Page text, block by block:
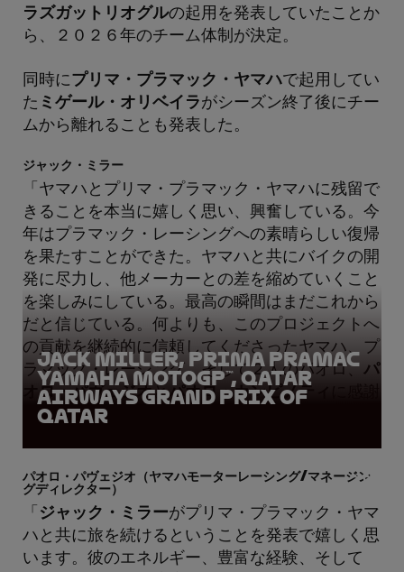
ラズガットリオグルの起用を発表していたことか
ら、２０２６年のチーム体制が決定。
同時にプリマ・プラマック・ヤマハで起用してい
た ミゲール・オリベイラがシーズン終了後にチー
ムから離れることも発表した。
ジャック・ミラー
「ヤマハとプリマ・プラマック・ヤマハに残留で
きることを本当に嬉しく思い、興奮している。今
年はプラマック・レーシングへの素晴らしい復帰
を果たすことができた。ヤマハと共にバイクの開
発に尽力し、他メーカーとの差を縮めていくこと
を楽しみにしている。最高の瞬間はまだこれから
だと信じている。何よりも、このプロジェクトへ
の貢献を継続的に信頼してくださったヤマハ、プ
ラマック・レーシング、そして２人のパオロ、 パ
オロ・パヴェジオとパオロ・カンピノティ
したい。」
Jack Miller, Prima Pramac
Yamaha MotoGP™, Qatar
Airways Grand Prix of
Qatar
パオロ・パヴェジオ（ヤマハモーターレーシング/マネージン
グディレクター）
「 ジャック・ミラーがプリマ・プラマック・ヤマ
ハと共に旅を続けるということを発表で嬉しく思
います。彼のエネルギー、豊富な経験、そして